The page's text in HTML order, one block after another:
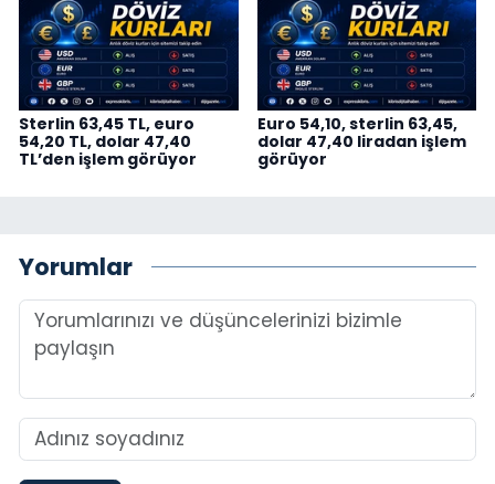
Sterlin 63,45 TL, euro
54,20 TL, dolar 47,40
TL’den işlem görüyor
Euro 54,10, sterlin 63,45,
dolar 47,40 liradan işlem
görüyor
Yorumlar